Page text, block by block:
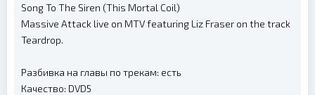
Song To The Siren (This Mortal Coil)
Massive Attack live on MTV featuring Liz Fraser on the track
Teardrop.
Разбивка на главы по трекам: есть
Качество: DVD5